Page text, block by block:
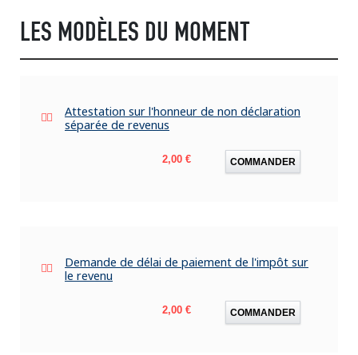
LES MODÈLES DU MOMENT
Attestation sur l'honneur de non déclaration
séparée de revenus
Prix
2,00 € COMMANDER
Demande de délai de paiement de l'impôt sur
le revenu
Prix
2,00 € COMMANDER